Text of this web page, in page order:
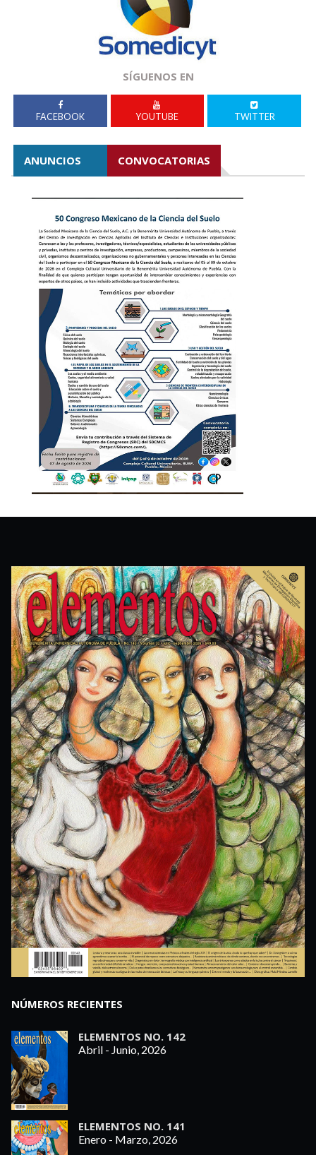
SÍGUENOS EN
FACEBOOK YOUTUBE TWITTER
ANUNCIOS CONVOCATORIAS
NÚMEROS RECIENTES
ELEMENTOS NO. 142
Abril - Junio, 2026
ELEMENTOS NO. 141
Enero - Marzo, 2026